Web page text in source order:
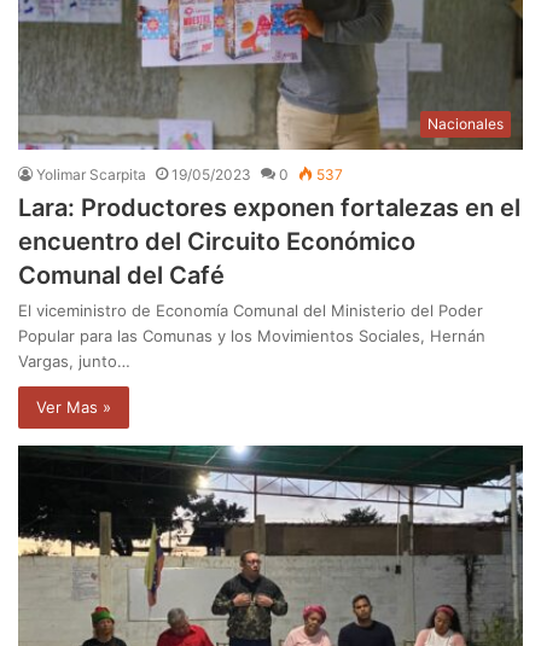
Nacionales
Yolimar Scarpita 19/05/2023 0 537
Lara: Productores exponen fortalezas en el
encuentro del Circuito Económico
Comunal del Café
El viceministro de Economía Comunal del Ministerio del Poder
Popular para las Comunas y los Movimientos Sociales, Hernán
Vargas, junto…
Ver Mas »